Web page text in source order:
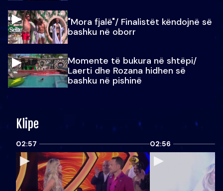
"Mora fjalë"/ Finalistët këndojnë së
bashku në oborr
Momente të bukura në shtëpi/
Laerti dhe Rozana hidhen së
bashku në pishinë
Klipe
02:57 02:56